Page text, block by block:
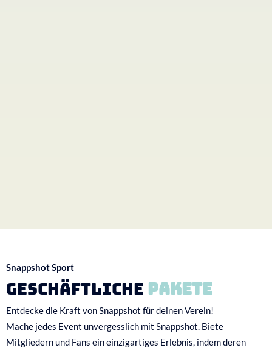
Snappshot Sport
Geschäftliche Pakete
Entdecke die Kraft von Snappshot für deinen Verein!
Mache jedes Event unvergesslich mit Snappshot. Biete
Mitgliedern und Fans ein einzigartiges Erlebnis, indem deren